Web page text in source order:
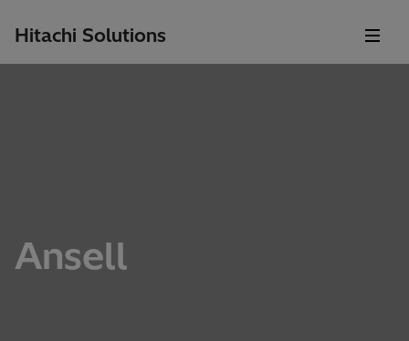
Hitachi Solutions
Ansell